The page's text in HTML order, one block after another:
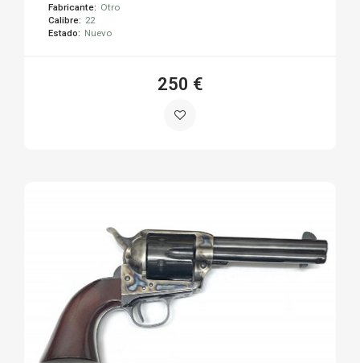
Fabricante: Otro
Calibre: 22
Estado: Nuevo
250 €